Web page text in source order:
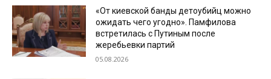
«От киевской банды детоубийц можно
ожидать чего угодно». Памфилова
встретилась с Путиным после
жеребьевки партий
05.08.2026